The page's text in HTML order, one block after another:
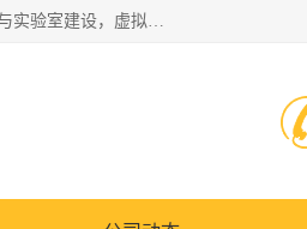
京创智业产品涵盖了多个领域，主要产品包括：工业4.0生产线解决方案，智慧物流综合实训室，教学设备与实验室建设，虚拟仿真实验室等。公司将秉持“创新、执着、诚信、共赢”的理念，以“将服务当作使命”为核心价值观，致力于为客户创造价值，与客户、合作伙伴和员工共同成长。